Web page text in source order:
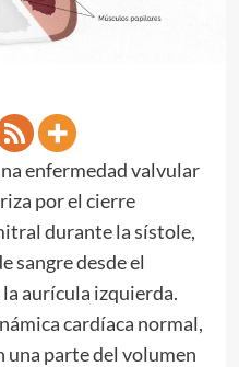
enfermedad valvular
por el cierre
durante la sístole,
sangre desde el
aurícula izquierda.
cardíaca normal,
una parte del volumen